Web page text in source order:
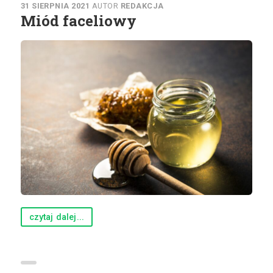
31 SIERPNIA 2021 AUTOR REDAKCJA
Miód faceliowy
czytaj dalej...